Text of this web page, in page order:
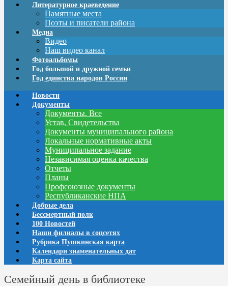
Литературное краеведение
Памятные места
Поэты и писатели района
Медиа
Видео
Наш видео канал
Фотоальбомы
Год большой и дружной семьи
Год единства народов России
Новости
Документы
Документы. Все
Устав, Свидетельства
Документы муниципального района
Локальные нормативные акты
Муниципальное задание
Независимая оценка качества
Отчеты
Планы
Профсоюзные документы
Республиканские НПА
Добрые дела
Бессмертный полк
100 Новостей
Наши филиалы в соцсетях
Рубрика Пушкинская карта
Календари знаменательных дат
Карта сайта
Семейный день в библиотеке